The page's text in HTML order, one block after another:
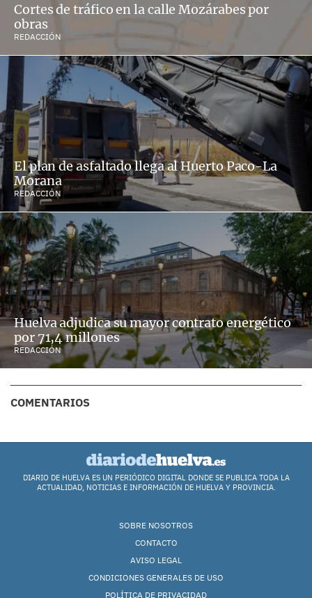
Cortes de tráfico en la calle Mozárabes por
obras
REDACCIÓN
El plan de asfaltado llega al Huerto Paco-La
Morana
REDACCIÓN
Huelva adjudica su mayor contrato energético
por 71,4 millones
REDACCIÓN
COMENTARIOS
DIARIO DE HUELVA ES UN PERIÓDICO DIGITAL DONDE SE PUBLICA TODA LA
ACTUALIDAD, NOTICIAS E INFORMACIÓN DE HUELVA Y PROVINCIA.
SOBRE NOSOTROS
CONTACTO
AVISO LEGAL
CONDICIONES GENERALES DE USO
POLÍTICA DE PRIVACIDAD